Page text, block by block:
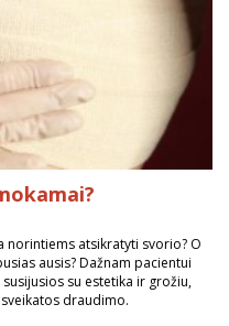
norintiems atsikratyti svorio? O
ausis? Dažnam pacientui
su estetika ir grožiu,
draudimo.